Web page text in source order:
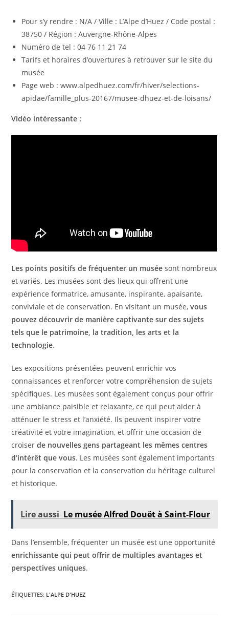
Pour s’y rendre : N/A / Ville : L’Alpe d’Huez / Code postal :
38750 / Région : Auvergne-Rhône-Alpes
Numéro de tel : 04 76 11 21 74
Tarifs et horaires d’ouvertures à retrouver sur le site du
musée
Page web : www.alpedhuez.com/fr/hiver/selections-
apidae/famille_plus-20167/musee-dhuez-et-de-loisans/
Vidéo intéressante :
Les points positifs de fréquenter un musée sont nombreux
et variés. Les musées sont des lieux qui offrent une
expérience formatrice, amusante, inspirante, apaisante,
conviviale et de conservation. En visitant un musée,vous
pouvez découvrir de manière captivante sur des sujets
tels que le patrimoine, la tradition, les arts et la
technologie.
Les expositions présentées peuvent enrichir vos
connaissances et renforcer votre compréhension de sujets
spécifiques. Les musées sont également conçus pour offrir
une ambiance paisible et relaxante, ce qui peut aider à
atténuer le stress et l’anxiété. Ils peuvent inspirer votre
créativité et votre imagination, et offrir une occasion de
croiserde nouvelles gens partageant les mêmes centres
d’intérêt que vous. Les musées sont également importants
pour la conservation et la conservation du héritage culturel
et historique.
Lire aussi Le musée Alfred Douët à Saint-Flour
Dans l’ensemble, fréquenter un musée est une opportunité
enrichissante qui peut offrir de multiples avantages et
perspectives uniques.
ÉTIQUETTES: L'ALPE D'HUEZ